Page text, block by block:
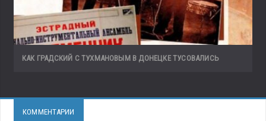
КАК ГРАДСКИЙ С ТУХМАНОВЫМ В ДОНЕЦКЕ ТУСОВАЛИСЬ
КОММЕНТАРИИ